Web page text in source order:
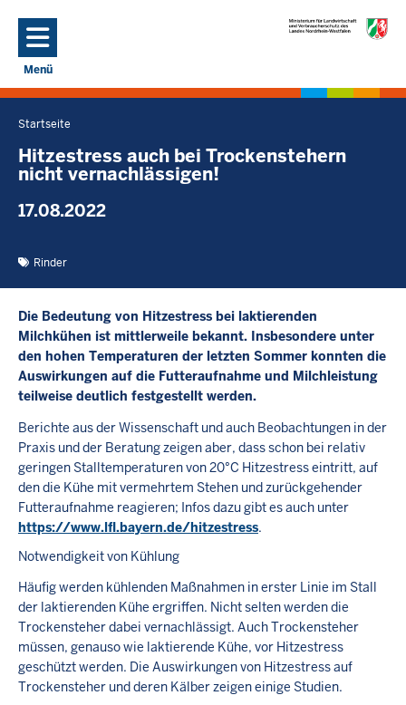
Menü
Navigation aktivieren/deaktivieren: Hauptmenü
Sie
befinden
sich
Startseite
Hitzestress auch bei Trockenstehern
nicht vernachlässigen!
17.08.2022
Rinder
Die Bedeutung von Hitzestress bei laktierenden
Milchkühen ist mittlerweile bekannt. Insbesondere unter
den hohen Temperaturen der letzten Sommer konnten die
Auswirkungen auf die Futteraufnahme und Milchleistung
teilweise deutlich festgestellt werden.
Berichte aus der Wissenschaft und auch Beobachtungen in der
Praxis und der Beratung zeigen aber, dass schon bei relativ
geringen Stalltemperaturen von 20°C Hitzestress eintritt, auf
den die Kühe mit vermehrtem Stehen und zurückgehender
Futteraufnahme reagieren; Infos dazu gibt es auch unter
https://www.lfl.bayern.de/hitzestress.
Notwendigkeit von Kühlung
Häufig werden kühlenden Maßnahmen in erster Linie im Stall
der laktierenden Kühe ergriffen. Nicht selten werden die
Trockensteher dabei vernachlässigt. Auch Trockensteher
müssen, genauso wie laktierende Kühe, vor Hitzestress
geschützt werden. Die Auswirkungen von Hitzestress auf
Trockensteher und deren Kälber zeigen einige Studien.